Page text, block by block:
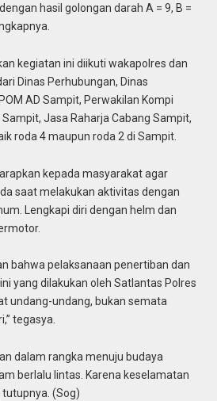
hasil golongan darah A = 9, B =
kegiatan ini diikuti wakapolres dan
Dinas Perhubungan, Dinas
AD Sampit, Perwakilan Kompi
Jasa Raharja Cabang Sampit,
roda 4 maupun roda 2 di Sampit.
kepada masyarakat agar
saat melakukan aktivitas dengan
Lengkapi diri dengan helm dan
bahwa pelaksanaan penertiban dan
yang dilakukan oleh Satlantas Polres
undang-undang, bukan semata
tegasya.
dalam rangka menuju budaya
berlalu lintas. Karena keselamatan
(Sog)